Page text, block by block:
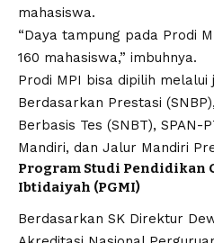
mahasiswa.
“Daya tampung pada Prodi
160 mahasiswa,” imbuhnya.
Prodi MPI bisa dipilih melalui
Berdasarkan Prestasi
Berbasis Tes (SNBT), SPAN-
Mandiri, dan Jalur Mandiri
Program Studi Pendidikan
Ibtidaiyah (PGMI)
Berdasarkan SK Direktur